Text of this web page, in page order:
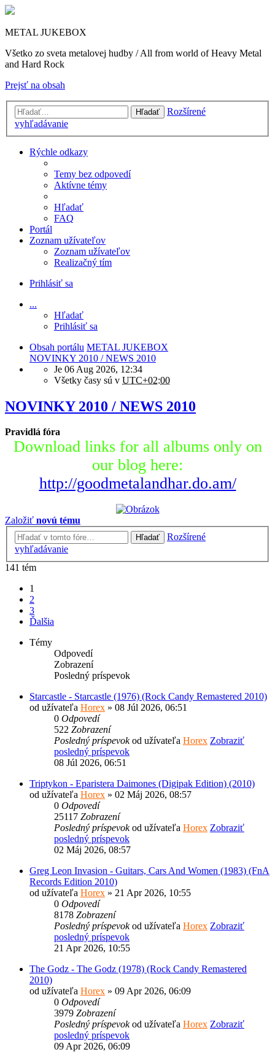
METAL JUKEBOX
Všetko zo sveta metalovej hudby / All from world of Heavy Metal
and Hard Rock
Prejsť na obsah
Hľadať
Rozšírené
vyhľadávanie
Rýchle odkazy
Temy bez odpovedí
Aktívne témy
Hľadať
FAQ
Portál
Zoznam užívateľov
Zoznam užívateľov
Realizačný tím
Prihlásiť sa
...
Hľadať
Prihlásiť sa
Obsah portálu METAL JUKEBOX
NOVINKY 2010 / NEWS 2010
Je 06 Aug 2026, 12:34
Všetky časy sú v UTC+02:00
NOVINKY 2010 / NEWS 2010
Pravidlá fóra
Download links for all albums only on
our blog here:
http://goodmetalandhar.do.am/
Založiť novú tému
Hľadať
Rozšírené
vyhľadávanie
141 tém
1
2
3
Ďalšia
Témy
Odpovedí
Zobrazení
Posledný príspevok
Starcastle - Starcastle (1976) (Rock Candy Remastered 2010)
od užívateľa Horex » 08 Júl 2026, 06:51
0 Odpovedí
522 Zobrazení
Posledný príspevokod užívateľa Horex Zobraziť
posledný príspevok
08 Júl 2026, 06:51
Triptykon - Eparistera Daimones (Digipak Edition) (2010)
od užívateľa Horex » 02 Máj 2026, 08:57
0 Odpovedí
25117 Zobrazení
Posledný príspevokod užívateľa Horex Zobraziť
posledný príspevok
02 Máj 2026, 08:57
Greg Leon Invasion - Guitars, Cars And Women (1983) (FnA
Records Edition 2010)
od užívateľa Horex » 21 Apr 2026, 10:55
0 Odpovedí
8178 Zobrazení
Posledný príspevokod užívateľa Horex Zobraziť
posledný príspevok
21 Apr 2026, 10:55
The Godz - The Godz (1978) (Rock Candy Remastered
2010)
od užívateľa Horex » 09 Apr 2026, 06:09
0 Odpovedí
3979 Zobrazení
Posledný príspevokod užívateľa Horex Zobraziť
posledný príspevok
09 Apr 2026, 06:09